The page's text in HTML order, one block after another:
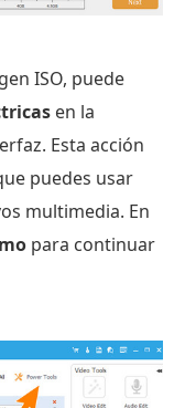
ISO, puede
en la
Esta acción
puedes usar
multimedia. En
para continuar